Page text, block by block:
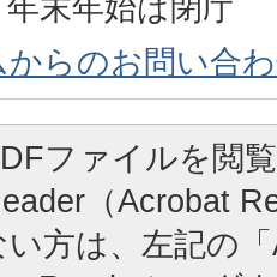
末年始は閉庁
からのお問い合
ファイルを閲
（Acrobat
方は、左記の